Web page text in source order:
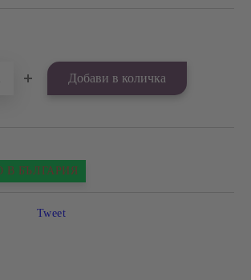
В БЪЛГАРИЯ
Tweet